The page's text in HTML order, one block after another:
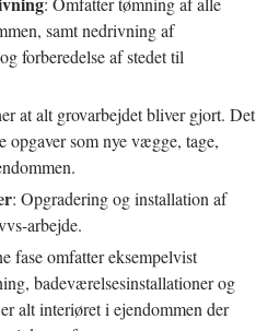
samt nedrivning af
forberedelse af stedet til
at alt grovarbejdet bliver gjort. Det
opgaver som nye vægge, tage,
: Opgradering og installation af
arbejde.
fase omfatter eksempelvist
badeværelsesinstallationer og
alt interiøret i ejendommen der